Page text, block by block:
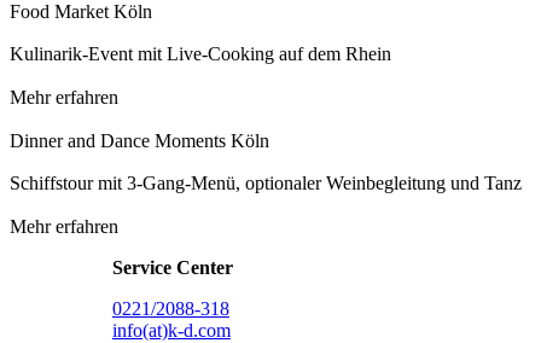
Food Market Köln
Kulinarik-Event mit Live-Cooking auf dem Rhein
Mehr erfahren
Dinner and Dance Moments Köln
Schiffstour mit 3-Gang-Menü, optionaler Weinbegleitung und Tanz
Mehr erfahren
Service Center
0221/2088-318
info(at)k-d.com